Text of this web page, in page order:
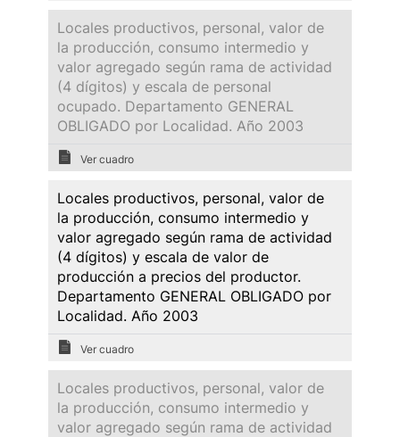
Locales productivos, personal, valor de
la producción, consumo intermedio y
valor agregado según rama de actividad
(4 dígitos) y escala de personal
ocupado. Departamento GENERAL
OBLIGADO por Localidad. Año 2003
Ver cuadro
Locales productivos, personal, valor de
la producción, consumo intermedio y
valor agregado según rama de actividad
(4 dígitos) y escala de valor de
producción a precios del productor.
Departamento GENERAL OBLIGADO por
Localidad. Año 2003
Ver cuadro
Locales productivos, personal, valor de
la producción, consumo intermedio y
valor agregado según rama de actividad